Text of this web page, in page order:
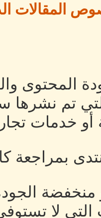
المقالات
المحتوى
تم
أو خدمات
منخفضة
التي لا